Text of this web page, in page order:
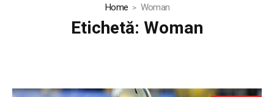
Home Woman
Etichetă: Woman